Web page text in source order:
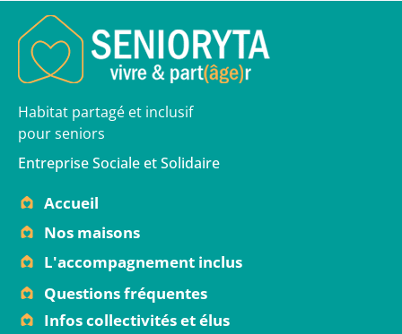
Habitat partagé et inclusif
pour seniors
Entreprise Sociale et Solidaire
Accueil
Nos maisons
L'accompagnement inclus
Questions fréquentes
Infos collectivités et élus